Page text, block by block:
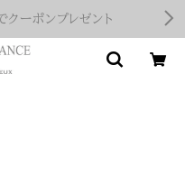
ーポンプレゼント